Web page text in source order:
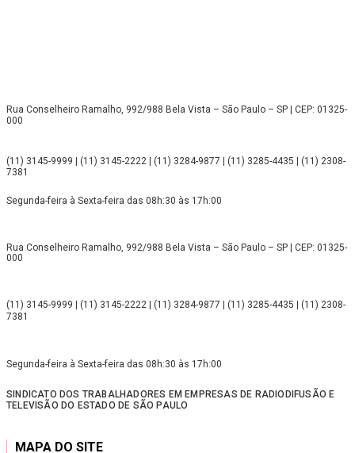
Rua Conselheiro Ramalho, 992/988 Bela Vista – São Paulo – SP | CEP: 01325-
000
(11) 3145-9999 | (11) 3145-2222 | (11) 3284-9877 | (11) 3285-4435 | (11) 2308-
7381
Segunda-feira à Sexta-feira das 08h:30 às 17h:00
Rua Conselheiro Ramalho, 992/988 Bela Vista – São Paulo – SP | CEP: 01325-
000
(11) 3145-9999 | (11) 3145-2222 | (11) 3284-9877 | (11) 3285-4435 | (11) 2308-
7381
Segunda-feira à Sexta-feira das 08h:30 às 17h:00
SINDICATO DOS TRABALHADORES EM EMPRESAS DE RADIODIFUSÃO E
TELEVISÃO DO ESTADO DE SÃO PAULO
MAPA DO SITE